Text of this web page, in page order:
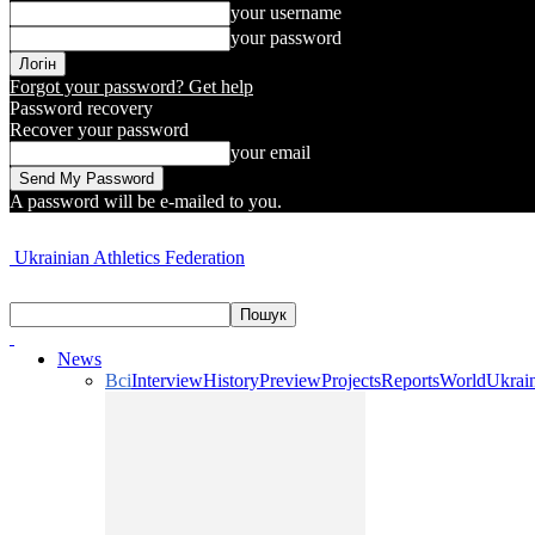
your username
your password
Forgot your password? Get help
Password recovery
Recover your password
your email
A password will be e-mailed to you.
Ukrainian Athletics Federation
News
ВсіInterviewHistoryPreviewProjectsReportsWorld